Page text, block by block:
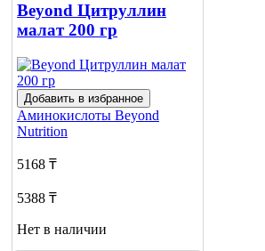
Beyond Цитруллин
малат 200 гр
Добавить в избранное
Аминокислоты Beyond
Nutrition
5168 ₸
5388 ₸
Нет в наличии